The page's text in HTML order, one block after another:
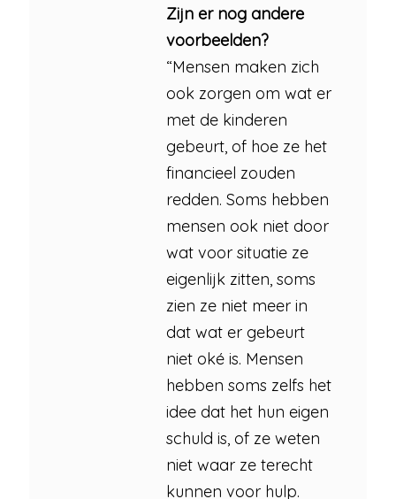
Zijn er nog andere
voorbeelden?
“Mensen maken zich
ook zorgen om wat er
met de kinderen
gebeurt, of hoe ze het
financieel zouden
redden. Soms hebben
mensen ook niet door
wat voor situatie ze
eigenlijk zitten, soms
zien ze niet meer in
dat wat er gebeurt
niet oké is. Mensen
hebben soms zelfs het
idee dat het hun eigen
schuld is, of ze weten
niet waar ze terecht
kunnen voor hulp.